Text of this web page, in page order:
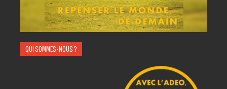
QUI SOMMES-NOUS ?